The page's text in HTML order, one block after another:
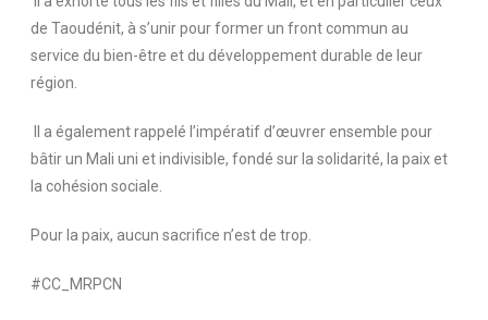
de Taoudénit, à s’unir pour former un front commun au
service du bien-être et du développement durable de leur
région.
Il a également rappelé l’impératif d’œuvrer ensemble pour
bâtir un Mali uni et indivisible, fondé sur la solidarité, la paix et
la cohésion sociale.
Pour la paix, aucun sacrifice n’est de trop.
#CC_MRPCN